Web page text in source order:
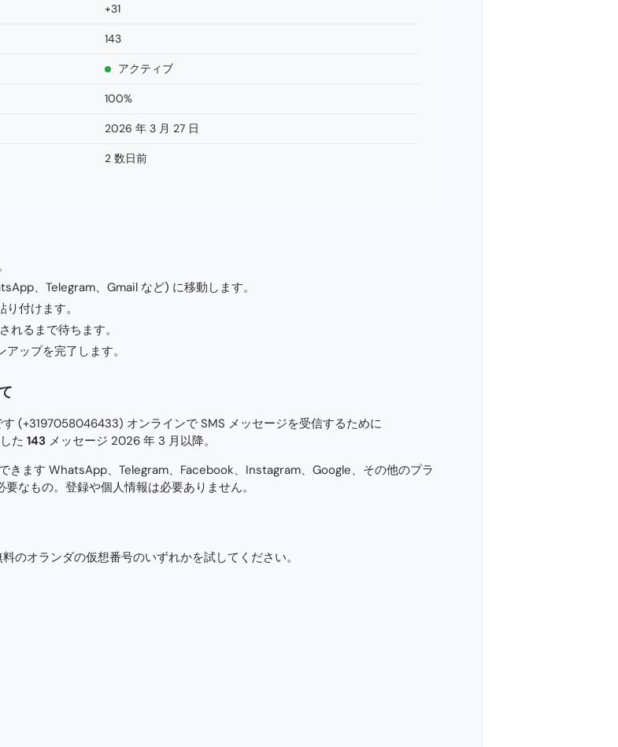
+31
143
アクティブ
100%
2026 年 3 月 27 日
2 数日前
、Telegram、Gmail など) に移動します。
付けます。
れるまで待ちます。
ップを完了します。
(+3197058046433) オンラインで SMS メッセージを受信するために
た 143 メッセージ 2026 年 3 月以降。
きます WhatsApp、Telegram、Facebook、Instagram、Google、その他のプラ
なもの。登録や個人情報は必要ありません。
のオランダの仮想番号のいずれかを試してください。